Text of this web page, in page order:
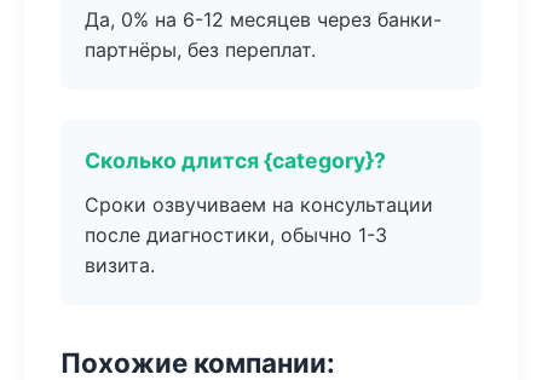
Да, 0% на 6-12 месяцев через банки-
партнёры, без переплат.
Сколько длится {category}?
Сроки озвучиваем на консультации
после диагностики, обычно 1-3
визита.
Похожие компании: